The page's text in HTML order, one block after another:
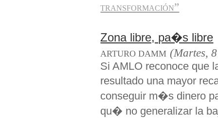
transformación”
Zona libre, pa�s libre
ARTURO DAMM (Martes,
Si AMLO reconoce que
resultado una mayor
conseguir m�s dinero
qu� no generalizar la